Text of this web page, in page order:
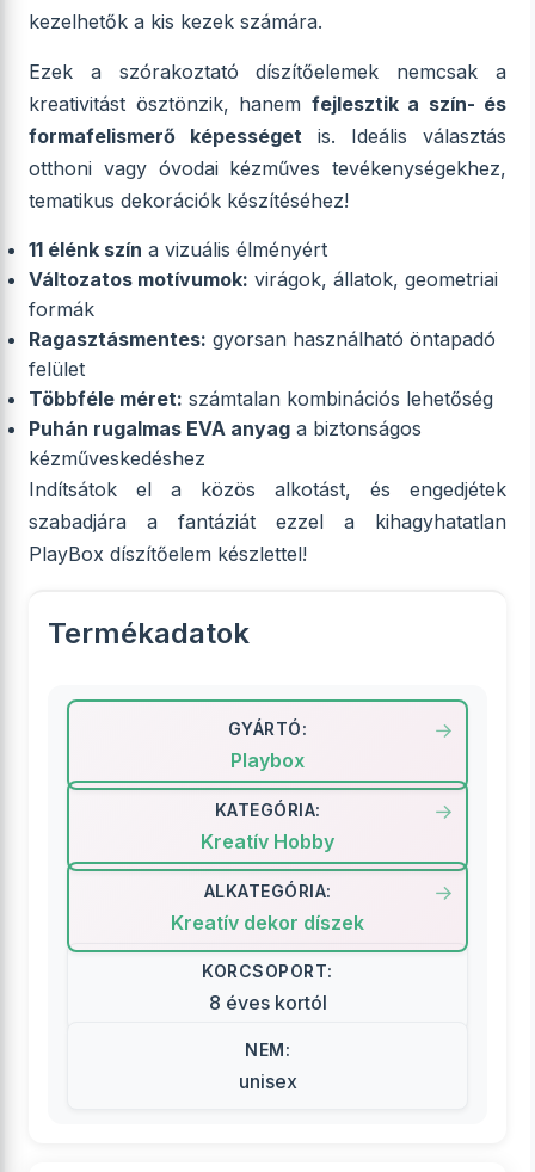
kezelhetők a kis kezek számára.
Ezek a szórakoztató díszítőelemek nemcsak a
kreativitást ösztönzik, hanem fejlesztik a szín- és
formafelismerő képességet is. Ideális választás
otthoni vagy óvodai kézműves tevékenységekhez,
tematikus dekorációk készítéséhez!
11 élénk szín a vizuális élményért
Változatos motívumok: virágok, állatok, geometriai
formák
Ragasztásmentes: gyorsan használható öntapadó
felület
Többféle méret: számtalan kombinációs lehetőség
Puhán rugalmas EVA anyag a biztonságos
kézműveskedéshez
Indítsátok el a közös alkotást, és engedjétek
szabadjára a fantáziát ezzel a kihagyhatatlan
PlayBox díszítőelem készlettel!
Termékadatok
GYÁRTÓ:
Playbox
KATEGÓRIA:
Kreatív Hobby
ALKATEGÓRIA:
Kreatív dekor díszek
KORCSOPORT:
8 éves kortól
NEM:
unisex